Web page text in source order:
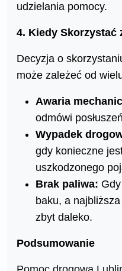
udzielania pomocy.
4. Kiedy Skorzystać
Decyzja o
może zależeć od
Awaria
odmówi
Wypadek
gdy konieczne
uszkodzonego
Brak paliwa:
baku, a
zbyt daleko.
Podsumowanie